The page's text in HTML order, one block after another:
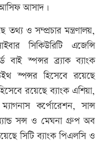
আসিফ আসাদ।
ও সম্প্রচার মন্ত্রণালয়,
সিকিউরিটি এজেন্সি
স্পন্সর ব্র্যাক ব্যাংক
স্পন্সর হিসেবে রয়েছে
রয়েছে ব্যাংক এশিয়া,
কর্পোরেশন, সান্স
সন্স ও মেঘনা গ্রুপ অব
সিটি ব্যাংক পিএলসি ও